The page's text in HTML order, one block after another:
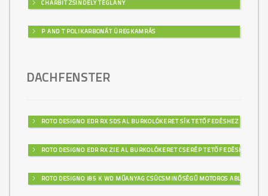
CHARBIT ZSINDELY TÉGLÁNY
P AND T POLIKARBONÁT ÜREGKAMRÁS
DACHFENSTER
ROTO DESIGNO EDR RX SDS AL BURKOLÓKERET SÍK TETŐFEDÉSHEZ
ROTO DESIGNO EDR RX ZIE AL BURKOLÓKERET CSERÉP TETŐFEDÉSHEZ
ROTO DESIGNO I85 K WD MŰANYAG CSÚCSMINŐSÉGŰ MOTOROS ABLAK